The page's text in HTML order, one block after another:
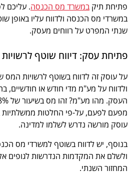
פתיחת תיק במשרד מס הכנסה. עליכם
במשרדי מס הכנסה ולדווח עליו באופן
שנתי המפרט על רווחים מעסק.
פתיחת עסק: דיווח שוטף
על עוסק זה לדווח בשוטף לרשויות
ולדווח על מע"מ מדי חודש או חודשיים,
מפעם לפעם, על-פי החלטות ממשלתיות
עוסק מורשה נדרש לשלמו למדינה.
בנוסף, יש לדווח בשוטף למשרדי מס
ולשלם את המקדמות הנדרשות לגופים
המחזור השנתי.